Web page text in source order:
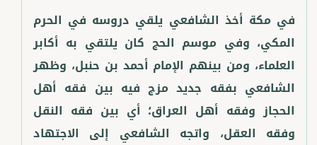
في مكة أخذ الشافعي يلقي دروسه في الحرم
المكي، وفي موسم الحج كان يلتقي به أكابر
العلماء، ومن بينهم الإمام أحمد بن حنبل، وظهر
الشافعي بفقه جديد مزج فيه بين فقه أهل
الحجاز وفقه أهل العراق؛ أي بين فقه النقل
وفقه العقل، واتجه الشافعي إلى الاجتهاد